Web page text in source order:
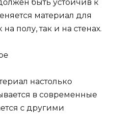
быть устойчив к
материал для
полу, так и на стенах.
настолько
в современные
с другими